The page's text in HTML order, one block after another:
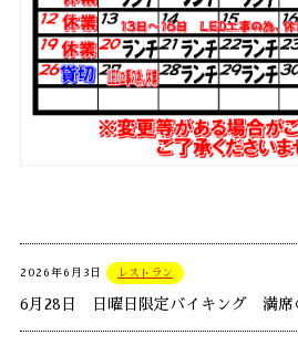
2026年6月3日 レストラン
6月28日 日曜日限定バイキング 満席